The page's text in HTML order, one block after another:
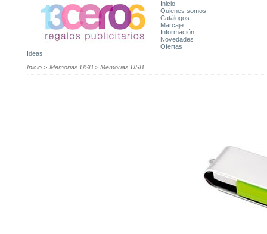
Inicio
Quienes somos
Catálogos
Marcaje
Información
Novedades
Ofertas
Ideas
Inicio > Memorias USB > Memorias USB